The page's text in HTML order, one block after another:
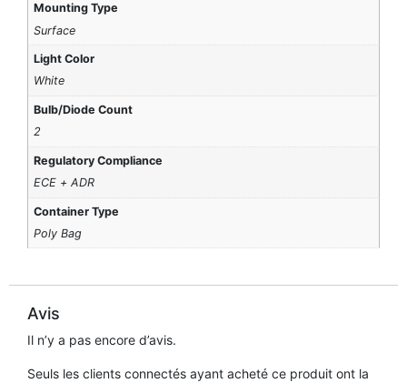
Mounting Type
Surface
Light Color
White
Bulb/Diode Count
2
Regulatory Compliance
ECE + ADR
Container Type
Poly Bag
Avis
Il n’y a pas encore d’avis.
Seuls les clients connectés ayant acheté ce produit ont la